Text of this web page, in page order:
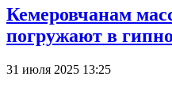
Кемеровчанам
погружают в
31 июля 2025 13:25